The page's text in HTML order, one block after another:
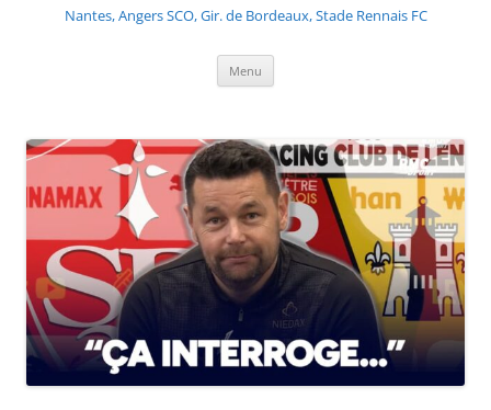
Nantes, Angers SCO, Gir. de Bordeaux, Stade Rennais FC
Menu